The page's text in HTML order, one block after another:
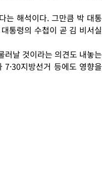
는 해석이다. 그만큼 박 대통
통령의 수첩이 곧 김 비서실
러날 것이라는 의견도 내놓는
지방선거 등에도 영향을